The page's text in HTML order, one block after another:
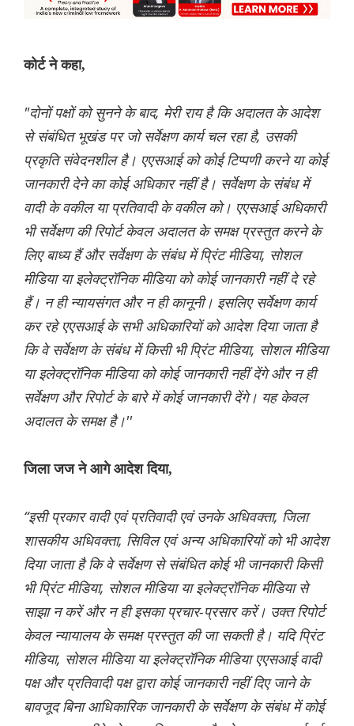
कोर्ट ने कहा,
"दोनों पक्षों को सुनने के बाद, मेरी राय है कि अदालत के आदेश
से संबंधित भूखंड पर जो सर्वेक्षण कार्य चल रहा है, उसकी
प्रकृति संवेदनशील है। एएसआई को कोई टिप्पणी करने या कोई
जानकारी देने का कोई अधिकार नहीं है। सर्वेक्षण के संबंध में
वादी के वकील या प्रतिवादी के वकील को। एएसआई अधिकारी
भी सर्वेक्षण की रिपोर्ट केवल अदालत के समक्ष प्रस्तुत करने के
लिए बाध्य हैं और सर्वेक्षण के संबंध में प्रिंट मीडिया, सोशल
मीडिया या इलेक्ट्रॉनिक मीडिया को कोई जानकारी नहीं दे रहे
हैं। न ही न्यायसंगत और न ही कानूनी। इसलिए सर्वेक्षण कार्य
कर रहे एएसआई के सभी अधिकारियों को आदेश दिया जाता है
कि वे सर्वेक्षण के संबंध में किसी भी प्रिंट मीडिया, सोशल मीडिया
या इलेक्ट्रॉनिक मीडिया को कोई जानकारी नहीं देंगे और न ही
सर्वेक्षण और रिपोर्ट के बारे में कोई जानकारी देंगे। यह केवल
अदालत के समक्ष है।''
जिला जज ने आगे आदेश दिया,
“इसी प्रकार वादी एवं प्रतिवादी एवं उनके अधिवक्ता, जिला
शासकीय अधिवक्ता, सिविल एवं अन्य अधिकारियों को भी आदेश
दिया जाता है कि वे सर्वेक्षण से संबंधित कोई भी जानकारी किसी
भी प्रिंट मीडिया, सोशल मीडिया या इलेक्ट्रॉनिक मीडिया से
साझा न करें और न ही इसका प्रचार-प्रसार करें। उक्त रिपोर्ट
केवल न्यायालय के समक्ष प्रस्तुत की जा सकती है। यदि प्रिंट
मीडिया, सोशल मीडिया या इलेक्ट्रॉनिक मीडिया एएसआई वादी
पक्ष और प्रतिवादी पक्ष द्वारा कोई जानकारी नहीं दिए जाने के
बावजूद बिना आधिकारिक जानकारी के सर्वेक्षण के संबंध में कोई